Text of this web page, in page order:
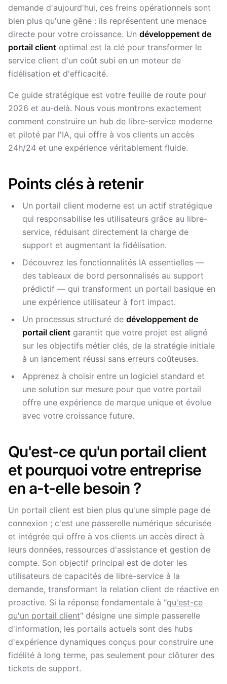
demande d'aujourd'hui, ces freins opérationnels sont
bien plus qu'une gêne : ils représentent une menace
directe pour votre croissance. Un développement de
portail client optimal est la clé pour transformer le
service client d'un coût subi en un moteur de
fidélisation et d'efficacité.
Ce guide stratégique est votre feuille de route pour
2026 et au-delà. Nous vous montrons exactement
comment construire un hub de libre-service moderne
et piloté par l'IA, qui offre à vos clients un accès
24h/24 et une expérience véritablement fluide.
Points clés à retenir
Un portail client moderne est un actif stratégique
qui responsabilise les utilisateurs grâce au libre-
service, réduisant directement la charge de
support et augmentant la fidélisation.
Découvrez les fonctionnalités IA essentielles —
des tableaux de bord personnalisés au support
prédictif — qui transforment un portail basique en
une expérience utilisateur à fort impact.
Un processus structuré de développement de
portail client garantit que votre projet est aligné
sur les objectifs métier clés, de la stratégie initiale
à un lancement réussi sans erreurs coûteuses.
Apprenez à choisir entre un logiciel standard et
une solution sur mesure pour que votre portail
offre une expérience de marque unique et évolue
avec votre croissance future.
Qu'est-ce qu'un portail client
et pourquoi votre entreprise
en a-t-elle besoin ?
Un portail client est bien plus qu'une simple page de
connexion ; c'est une passerelle numérique sécurisée
et intégrée qui offre à vos clients un accès direct à
leurs données, ressources d'assistance et gestion de
compte. Son objectif principal est de doter les
utilisateurs de capacités de libre-service à la
demande, transformant la relation client de réactive en
proactive. Si la réponse fondamentale à "qu'est-ce
qu'un portail client" désigne une simple passerelle
d'information, les portails actuels sont des hubs
d'expérience dynamiques conçus pour construire une
fidélité à long terme, pas seulement pour clôturer des
tickets de support.